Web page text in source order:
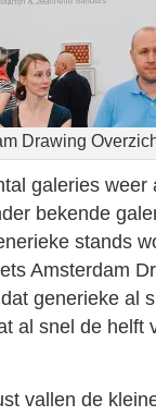
Drawing
galeries weer
bekende
stands
Amsterdam
generieke al
al snel de helft
vallen de